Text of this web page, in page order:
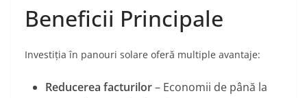
Beneficii Principale
Investiția în panouri solare oferă multiple avantaje:
Reducerea facturilor– Economii de până la